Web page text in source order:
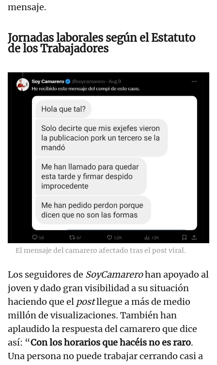
mensaje.
Jornadas laborales según el Estatuto
de los Trabajadores
El mensaje del camarero afectado tras el post viral.
Los seguidores de SoyCamarerohan apoyado al
joven y dado gran visibilidad a su situación
haciendo que el postllegue a más de medio
millón de visualizaciones. También han
aplaudido la respuesta del camarero que dice
así: “Con los horarios que hacéis no es raro.
Una persona no puede trabajar cerrando casi a